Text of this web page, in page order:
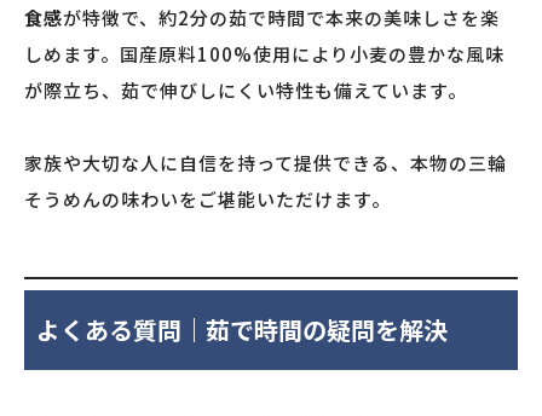
食感が特徴で、約2分の茹で時間で本来の美味しさを楽
しめます。国産原料100%使用により小麦の豊かな風味
が際立ち、茹で伸びしにくい特性も備えています。
家族や大切な人に自信を持って提供できる、本物の三輪
そうめんの味わいをご堪能いただけます。
よくある質問｜茹で時間の疑問を解決